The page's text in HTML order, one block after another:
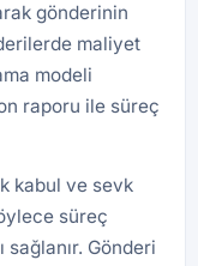
gönderinin
maliyet
modeli
raporu ile süreç
kabul ve sevk
süreç
sağlanır. Gönderi